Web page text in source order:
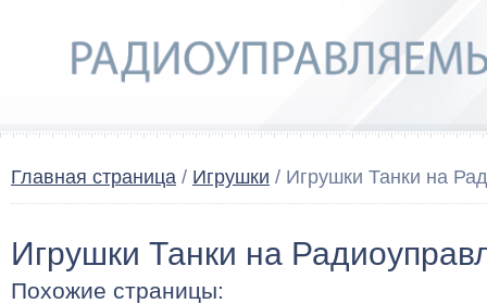
Главная страница / Игрушки / Игрушки Танки на
Игрушки Танки на
Похожие страницы: